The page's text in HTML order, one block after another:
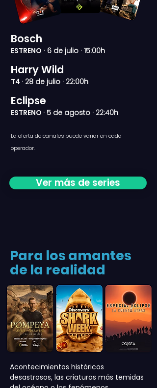
Bosch
ESTRENO · 6 de julio · 15:00h
Harry Wild
T4 · 28 de julio · 22:00h
Eclipse
ESTRENO · 5 de agosto · 22:40h
La oferta de canales puede variar en cada
operador.
Ver más de series
Para los amantes
de la realidad
Acontecimientos históricos
desastrosos, las criaturas más temidas